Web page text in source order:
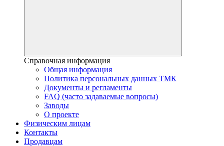
Справочная информация
Общая информация
Политика персональных данных ТМК
Документы и регламенты
FAQ (часто задаваемые вопросы)
Заводы
О проекте
Физическим лицам
Контакты
Продавцам